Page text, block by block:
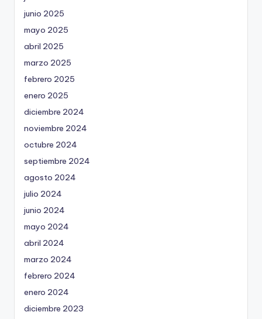
junio 2025
mayo 2025
abril 2025
marzo 2025
febrero 2025
enero 2025
diciembre 2024
noviembre 2024
octubre 2024
septiembre 2024
agosto 2024
julio 2024
junio 2024
mayo 2024
abril 2024
marzo 2024
febrero 2024
enero 2024
diciembre 2023